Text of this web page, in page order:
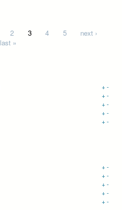
2 3 4 5
next ›
last »
+-
+-
+-
+-
+-
+-
+-
+-
+-
+-